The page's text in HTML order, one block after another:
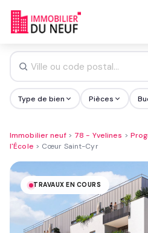
Type de bien Pièces
Immobilier neuf> 78 - Yvelines >
l'École > Cœur Saint-Cyr
TRAVAUX EN COURS